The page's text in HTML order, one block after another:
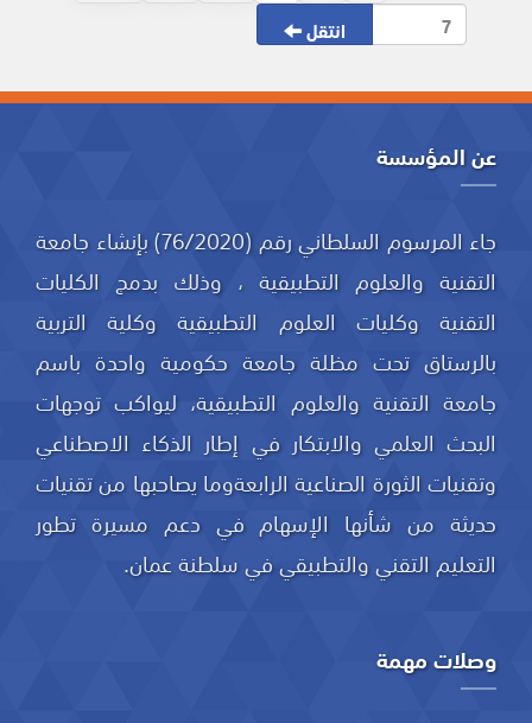
انتقل
عن المؤسسة
جاء المرسوم السلطاني رقم (76/2020) بإنشاء جامعة
التقنية والعلوم التطبيقية ، وذلك بدمج الكليات
التقنية وكليات العلوم التطبيقية وكلية التربية
بالرستاق تحت مظلة جامعة حكومية واحدة باسم
جامعة التقنية والعلوم التطبيقية، ليواكب توجهات
البحث العلمي والابتكار في إطار الذكاء الاصطناعي
وتقنيات الثورة الصناعية الرابعةوما يصاحبها من تقنيات
حديثة من شأنها الإسهام في دعم مسيرة تطور
التعليم التقني والتطبيقي في سلطنة عمان.
وصلات مهمة